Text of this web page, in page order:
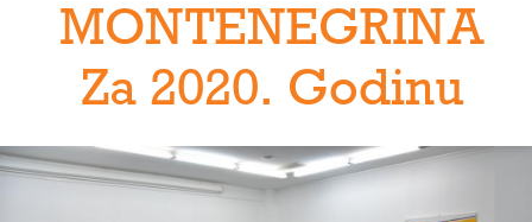
MONTENEGRINA
Za 2020. Godinu